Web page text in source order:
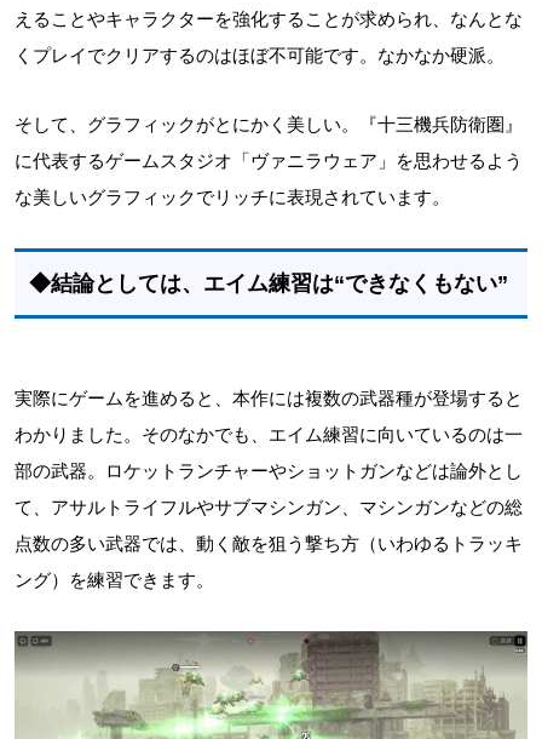
えることやキャラクターを強化することが求められ、なんとな
くプレイでクリアするのはほぼ不可能です。なかなか硬派。
そして、グラフィックがとにかく美しい。『十三機兵防衛圏』
に代表するゲームスタジオ「ヴァニラウェア」を思わせるよう
な美しいグラフィックでリッチに表現されています。
◆結論としては、エイム練習は“できなくもない”
実際にゲームを進めると、本作には複数の武器種が登場すると
わかりました。そのなかでも、エイム練習に向いているのは一
部の武器。ロケットランチャーやショットガンなどは論外とし
て、アサルトライフルやサブマシンガン、マシンガンなどの総
点数の多い武器では、動く敵を狙う撃ち方（いわゆるトラッキ
ング）を練習できます。